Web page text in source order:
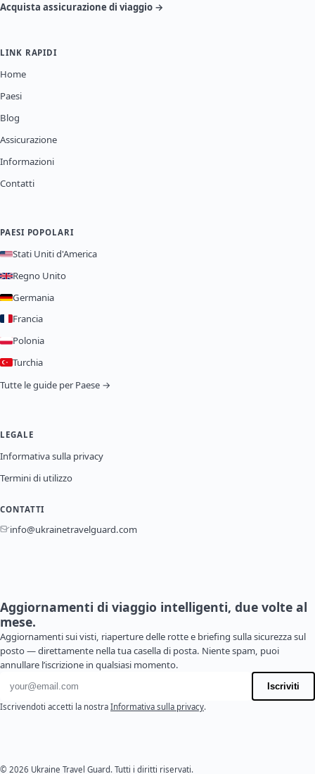
Acquista assicurazione di viaggio →
LINK RAPIDI
Home
Paesi
Blog
Assicurazione
Informazioni
Contatti
PAESI POPOLARI
Stati Uniti d'America
Regno Unito
Germania
Francia
Polonia
Turchia
Tutte le guide per Paese →
LEGALE
Informativa sulla privacy
Termini di utilizzo
CONTATTI
info@ukrainetravelguard.com
Aggiornamenti di viaggio intelligenti, due volte al
mese.
Aggiornamenti sui visti, riaperture delle rotte e briefing sulla sicurezza sul
posto — direttamente nella tua casella di posta. Niente spam, puoi
annullare l’iscrizione in qualsiasi momento.
Indirizzo email
Iscriviti
Iscrivendoti accetti la nostra Informativa sulla privacy.
© 2026 Ukraine Travel Guard. Tutti i diritti riservati.